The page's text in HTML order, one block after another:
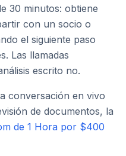
30 minutos: obtiene
con un socio o
el siguiente paso
Las llamadas
escrito no.
conversación en vivo
de documentos, la
de 1 Hora por $400